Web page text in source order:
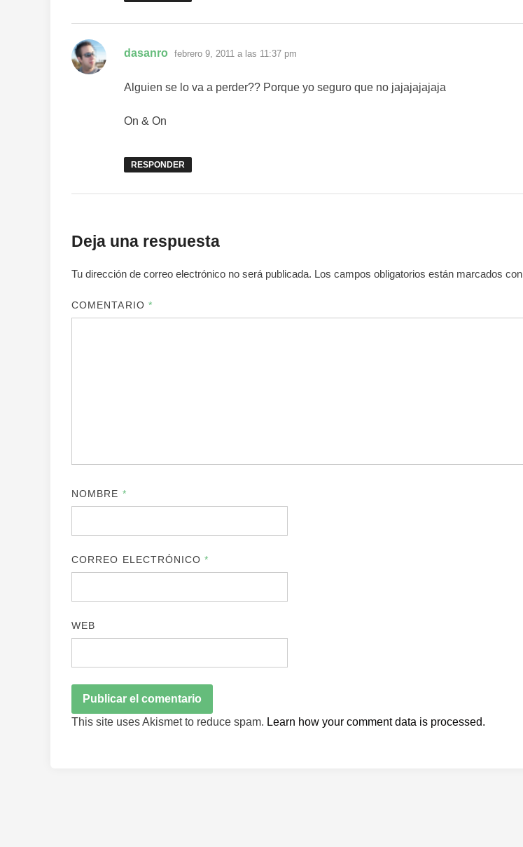
dasanro dice:
febrero 9, 2011 a las 11:37 pm
Alguien se lo va a perder?? Porque yo seguro que no jajajajajaja
On & On
RESPONDER
Deja una respuesta
Tu dirección de correo electrónico no será publicada. Los campos obligatorios están marcados con
COMENTARIO *
NOMBRE *
CORREO ELECTRÓNICO*
WEB
This site uses Akismet to reduce spam. Learn how your comment data is processed.